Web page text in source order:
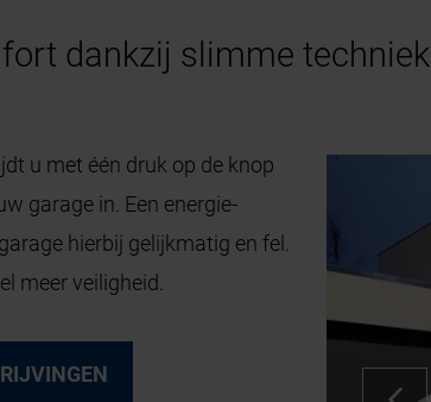
dankzij slimme techniek
u met één druk op de knop
garage in. Een energie-
hierbij gelijkmatig en fel.
meer veiligheid.